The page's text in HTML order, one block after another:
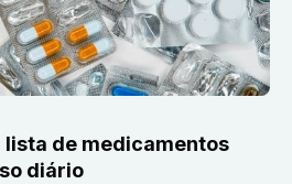
lista de medicamentos
diário